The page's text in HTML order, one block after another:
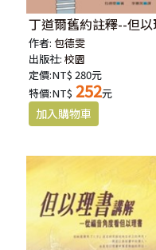
丁道爾舊約註釋--但以
作者:包德雯
出版社:校園
定價:NT$ 280元
特價:NT$ 252元